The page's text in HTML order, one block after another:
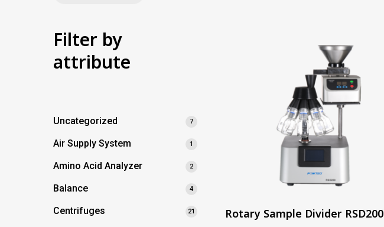
Filter by
attribute
Uncategorized 7
Air Supply System 1
Amino Acid Analyzer 2
Balance 4
Centrifuges 21 อ่านเพิ่ม
Rotary Sample Divider RSD200